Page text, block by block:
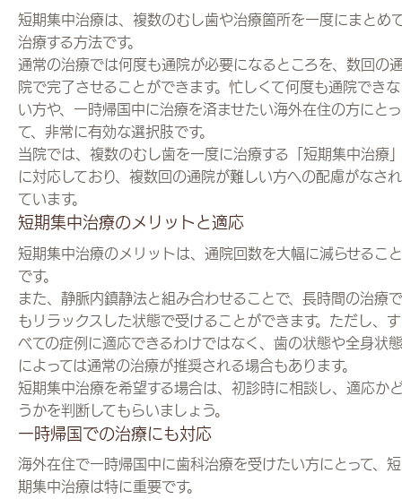
短期集中治療は、複数のむし歯や治療箇所を一度にまとめ
治療する方法です。
通常の治療では何度も通院が必要になるところを、数回の
院で完了させることができます。忙しくて何度も通院できな
い方や、一時帰国中に治療を済ませたい海外在住の方にとっ
て、非常に有効な選択肢です。
当院では、複数のむし歯を一度に治療する「短期集中治療
に対応しており、複数回の通院が難しい方への配慮がなされ
ています。
短期集中治療のメリットと適応
短期集中治療のメリットは、通院回数を大幅に減らせること
です。
また、静脈内鎮静法と組み合わせることで、長時間の治療で
もリラックスした状態で受けることができます。ただし、す
べての症例に適応できるわけではなく、歯の状態や全身状態
によっては通常の治療が推奨される場合もあります。
短期集中治療を希望する場合は、初診時に相談し、適応か
うかを判断してもらいましょう。
一時帰国での治療にも対応
海外在住で一時帰国中に歯科治療を受けたい方にとって、短
期集中治療は特に重要です。